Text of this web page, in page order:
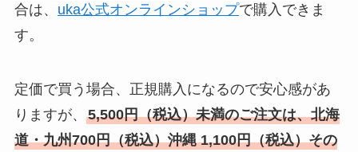
合は、 uka公式オンラインショップで購入できま
す。
定価で買う場合、正規購入になるので安心感があ
りますが、 5,500円（税込）未満のご注文は、北海
道・九州700円（税込）沖縄 1,100円（税込）その